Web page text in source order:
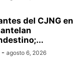
del CJNG en
- agosto 6, 2026